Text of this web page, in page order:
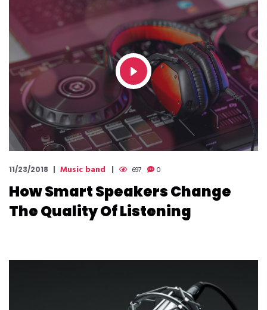
11/23/2018 Music band 697 0
How Smart Speakers Change
The Quality Of Listening